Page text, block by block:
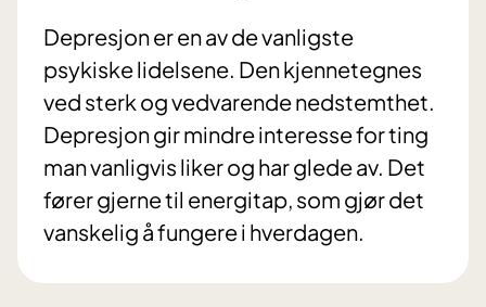
Depresjon er en av de vanligste
psykiske lidelsene. Den kjennetegnes
ved sterk og vedvarende nedstemthet.
Depresjon gir mindre interesse for ting
man vanligvis liker og har glede av. Det
fører gjerne til energitap, som gjør det
vanskelig å fungere i hverdagen.